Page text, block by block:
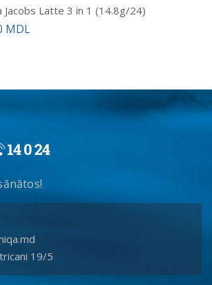
Jacobs Latte 3 in 1 (14.8g/24)
MDL
19/5